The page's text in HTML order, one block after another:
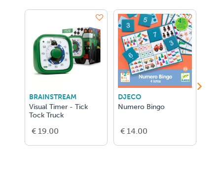
BRAINSTREAM
Visual Timer - Tick
Tock Truck
€ 19.00
DJECO
Numero Bingo
€ 14.00